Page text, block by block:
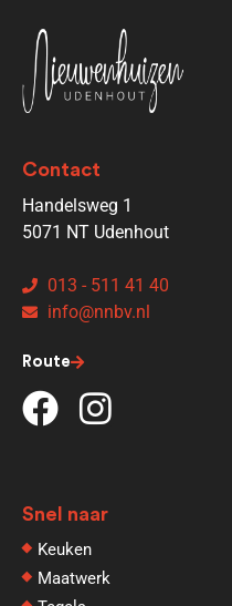
Contact
Handelsweg 1
5071 NT Udenhout
013 - 511 41 40
info@nnbv.nl
Route
Snel naar
Keuken
Maatwerk